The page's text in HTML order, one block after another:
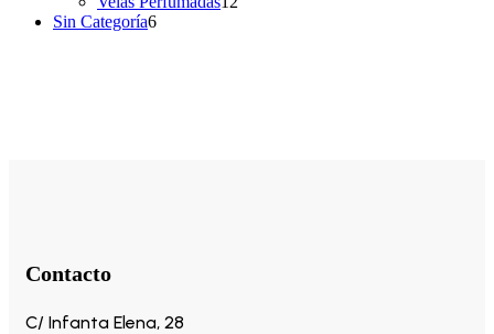
Sin Categoría66
Contacto
C/ Infanta Elena, 28